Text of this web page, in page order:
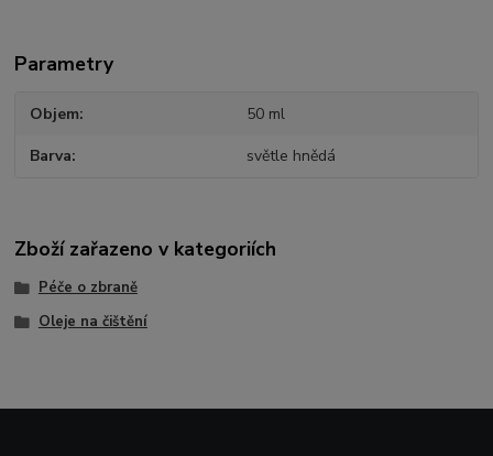
Parametry
Objem 50 ml
Barva světle hnědá
Zboží zařazeno v kategoriích
Péče o zbraně
Oleje na čištění